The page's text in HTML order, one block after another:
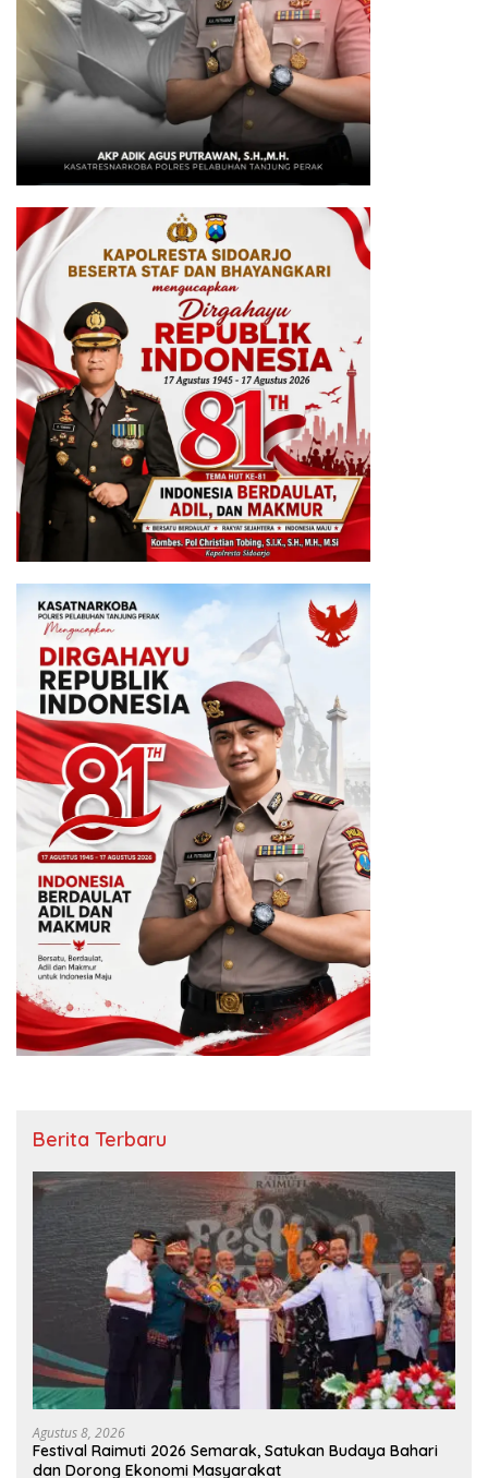
Berita Terbaru
Agustus 8, 2026
Festival Raimuti 2026 Semarak, Satukan Budaya Bahari
dan Dorong Ekonomi Masyarakat